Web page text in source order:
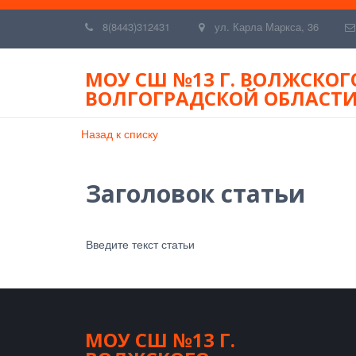
8(8443)312431 ул. Карла Маркса, 36
МОУ СШ №13 Г.
ВОЛГОГРАДСКОЙ ОБЛАСТИ
Назад к списку
Заголовок статьи
Введите текст статьи
МОУ СШ №13 Г.